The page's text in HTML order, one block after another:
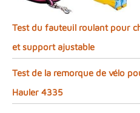
Test du fauteuil roulant pour
et support ajustable
Test de la remorque de vélo
Hauler 4335